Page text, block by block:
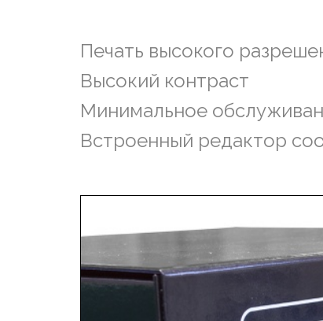
Печать высокого
Высокий контраст
Минимальное
Встроенный редактор